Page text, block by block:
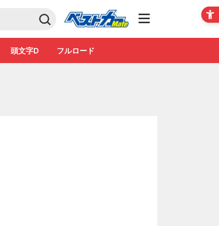
Club
頭文字D フルロード